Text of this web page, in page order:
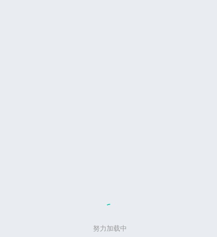
努力加载中
努力加载中